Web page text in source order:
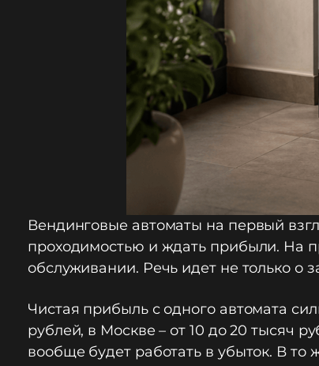
Вендинговые автоматы на первый
проходимостью и ждать прибыли. На
обслуживании. Речь идет не только о
Чистая прибыль с одного автомата
рублей, в Москве – от 10 до 20 тысяч
вообще будет работать в убыток. В то